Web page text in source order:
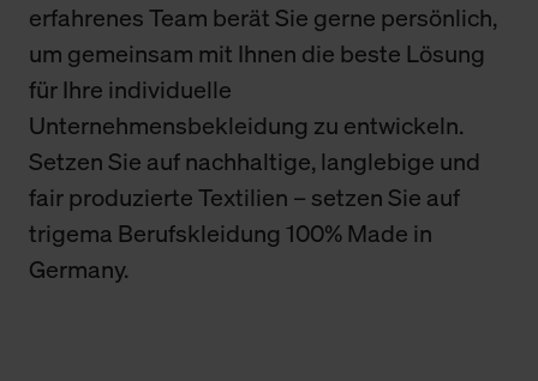
erfahrenes Team berät Sie gerne persönlich,
um gemeinsam mit Ihnen die beste Lösung
für Ihre individuelle
Unternehmensbekleidung zu entwickeln.
Setzen Sie auf nachhaltige, langlebige und
fair produzierte Textilien – setzen Sie auf
trigema Berufskleidung 100% Made in
Germany.